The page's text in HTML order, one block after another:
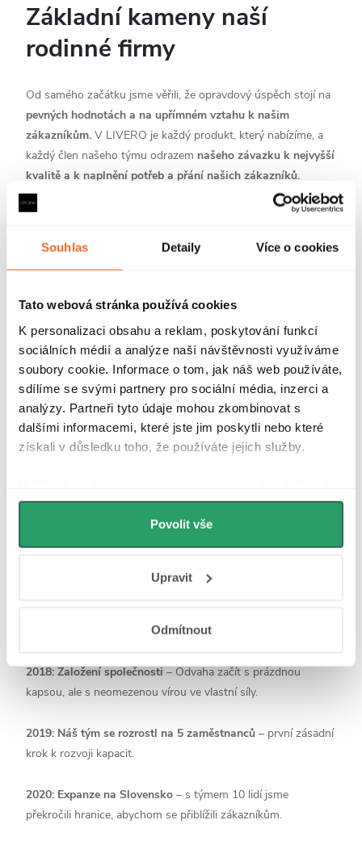
Souhlas Detaily Více o cookies
Tato webová stránka používá cookies
K personalizaci obsahu a reklam, poskytování funkcí
sociálních médií a analýze naší návštěvnosti využíváme
soubory cookie. Informace o tom, jak náš web používáte,
sdílíme se svými partnery pro sociální média, inzerci a
analýzy. Partneři tyto údaje mohou zkombinovat s
dalšími informacemi, které jste jim poskytli nebo které
získali v důsledku toho, že používáte jejich služby.
můžeme používat cookies pro analytiku a
personalizovanou reklamu. Jak Google zpracovává
osobní údaje najdete na stránkách
Povolit vše
Upravit
Odmítnout
Základní kameny naší
rodinné firmy
Od samého začátku jsme věřili, že opravdový úspěch stojí na
pevných hodnotách a na upřímném vztahu k našim
zákazníkům. V LIVERO je každý produkt, který nabízíme, a
každý člen našeho týmu odrazem našeho závazku k nejvyšší
kvalitě a k naplnění potřeb a přání našich zákazníků.
Naší prioritou je poskytovat nejen špičkové produkty, ale i
Pečlivě vybíráme každý kousek našeho
estetického zpracování.
Zákazník je u nás vždy na prvním místě.Tvoříme inspirativní
a přátelské prostředí, kde se každý může cítit jako člen naší
rozrůstající se rodiny. Naším největším bohatstvím je náš tým
– skupina profesionálů, jejichž odborné znalosti a nadšení
přispívají k tomu, že u nás zákazníci vždy dostanou to
nejlepší.
úspěchu.Proto je naší misí poskytovat nejen kvalitní
produkty, ale i zážitek, na který se dá spolehnout.
Milníky naší cesty: LIVERO
2018: Založení společnosti – Odvaha začít s prázdnou
kapsou, ale s neomezenou vírou ve vlastní síly.
2019: Náš tým se rozrostl na 5 zaměstnanců – první zásadní
krok k rozvoji kapacit.
2020: Expanze na Slovensko – s týmem 10 lidí jsme
překročili hranice, abychom se přiblížili zákazníkům.